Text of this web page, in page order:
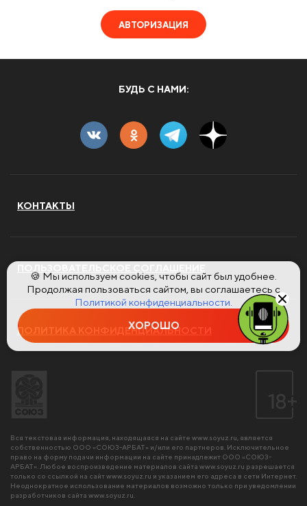
АВТОРИЗАЦИЯ
БУДЬ С НАМИ:
КОНТАКТЫ
ПОЛИТИКА КОНФИДЕНЦИАЛЬНОСТИ
Вся текстовая информация, находящаяся на сайте www.soyuz.ru, является
собственностью ООО «СОЮЗ-АРБАТ» и/или его партнеров. Исключительное
право на форму подачи информации на сайте принадлежит ООО «СОЮЗ-
АРБАТ». Любое воспроизведение материалов сайта www.soyuz.ru разрешается
только со ссылкой на сайтwww.soyuz.ru и указанием его адреса в сети Интернет.
Неоднократное использование материалов возможно только при уведомлении
разработчиков сайта www.soyuz.ru.
🍪 Мы используем cookies, чтобы сайт был удобнее.
Продолжая пользоваться сайтом, вы соглашаетесь с
Политикой конфиденциальности.
ХОРОШО